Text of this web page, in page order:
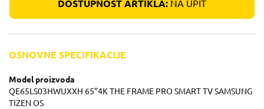
DOSTUPNOST ARTIKLA: NA UPIT
OSNOVNE SPECIFIKACIJE
Model proizvoda
QE65LS03HWUXXH 65"4K THE FRAME PRO SMART TV SAMSUNG
TIZEN OS